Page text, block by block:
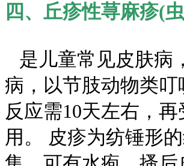
四、丘疹性荨麻疹(
是儿童常见皮肤病
病，以节肢动物类
反应需10天左右，
用。 皮疹为纺锤形